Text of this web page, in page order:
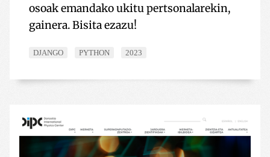
osoak emandako ukitu pertsonalarekin,
gainera. Bisita ezazu!
DJANGO PYTHON 2023